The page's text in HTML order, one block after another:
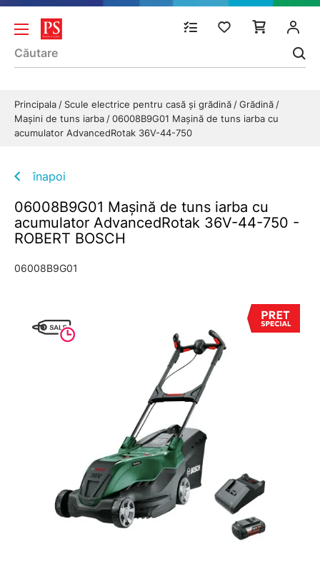
Principala Scule electrice pentru casă și grădină
Grădină
Maşini de tuns iarba
06008B9G01 Maşină de tuns iarba cu
acumulator AdvancedRotak 36V-44-750
înapoi
06008B9G01 Maşină de tuns iarba cu
acumulator AdvancedRotak 36V-44-750 -
ROBERT BOSCH
06008B9G01